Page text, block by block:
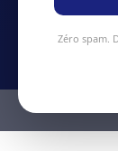
Zéro spam.